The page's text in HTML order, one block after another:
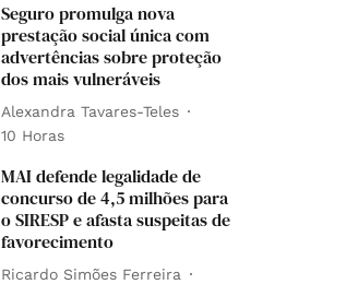
Seguro promulga nova
prestação social única com
advertências sobre proteção
dos mais vulneráveis
Alexandra Tavares-Teles
10 Horas
MAI defende legalidade de
concurso de 4,5 milhões para
o SIRESP e afasta suspeitas de
favorecimento
Ricardo Simões Ferreira